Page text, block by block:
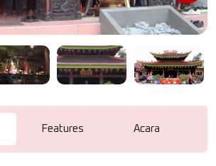
Features Acara